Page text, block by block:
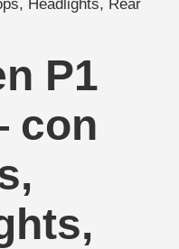
Headlights, Rear
P1
con